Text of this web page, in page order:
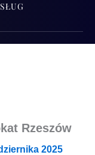
Rzeszów
2025